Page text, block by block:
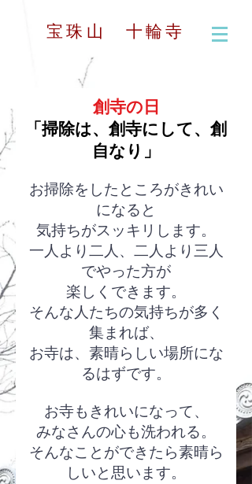
宝珠山 十輪寺
創寺の日
「掃除は、創寺にして、創
自なり」
お掃除をしたところがきれい
になると
気持ちがスッキリします。
一人より二人、二人より三人
でやった方が
楽しくできます。
そんな人たちの気持ちが多く
集まれば、
​お寺は、素晴らしい場所にな
るはずです。
お寺もきれいになって、
みなさんの心も洗われる。
そんなことができたら素晴ら
しいと思います。